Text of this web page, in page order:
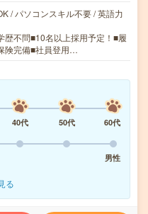
/ パソコンスキル不要 / 英語力
歴不問■10名以上採用予定！■履
険完備■社員登用…
40代 50代
60代
男性
る